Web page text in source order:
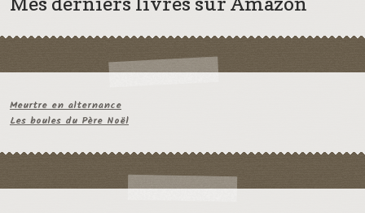
Meurtre en alternance
Les boules du Père Noël